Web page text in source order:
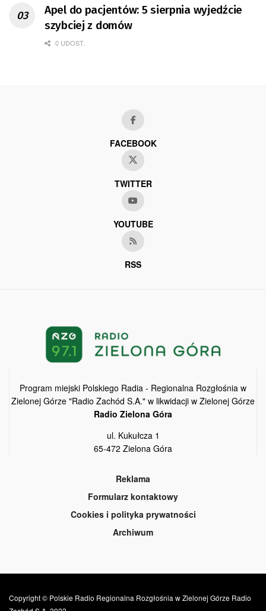
Apel do pacjentów: 5 sierpnia wyjedźcie
szybciej z domów
0 UDOST.
FACEBOOK
TWITTER
YOUTUBE
RSS
Program miejski Polskiego Radia - Regionalna Rozgłośnia w
Zielonej Górze "Radio Zachód S.A." w likwidacji w Zielonej Górze
Radio Zielona Góra
ul. Kukułcza 1
65-472 Zielona Góra
Reklama
Formularz kontaktowy
Cookies i polityka prywatności
Archiwum
Copyright © Polskie Radio Regionalna Rozgłośnia w Zielonej Górze Radio